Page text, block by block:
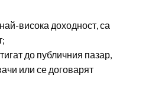
висока доходност, са
до публичния пазар,
или се договарят